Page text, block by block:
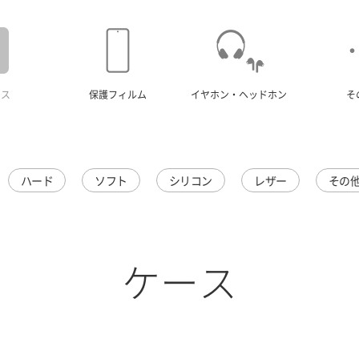
保護フィルム イヤホン・ヘッドホン そ
ハード ソフト シリコン レザー その
ケース